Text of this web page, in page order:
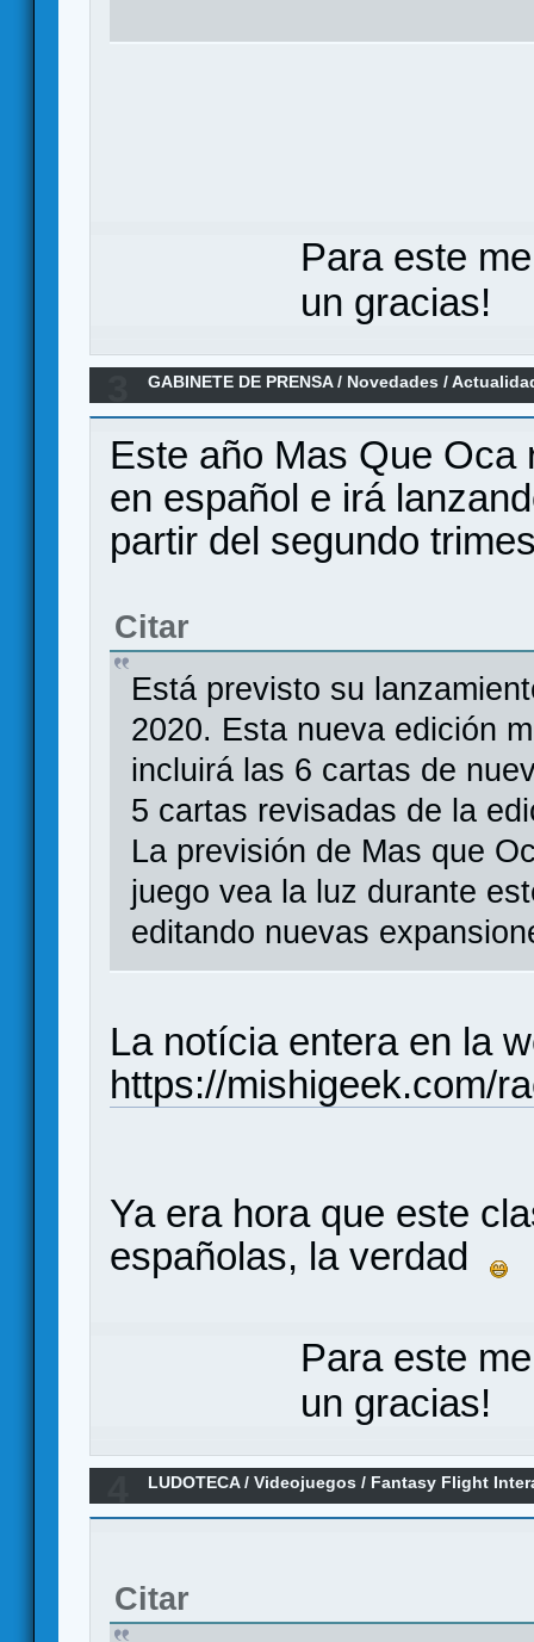
Para este
un gracias!
GABINETE DE PRENSA/ Novedades /
Este año Mas Que
en español e irá
partir del segundo
Citar
Está previsto su
2020. Esta nueva edición
incluirá las 6 cartas de
5 cartas revisadas de la
La previsión de Mas que
juego vea la luz durante
editando nuevas
La notícia entera en la
https://mishigeek.com/
Ya era hora que este
españolas, la verdad
Para este
un gracias!
LUDOTECA/Videojuegos / Fantasy Flight
Citar